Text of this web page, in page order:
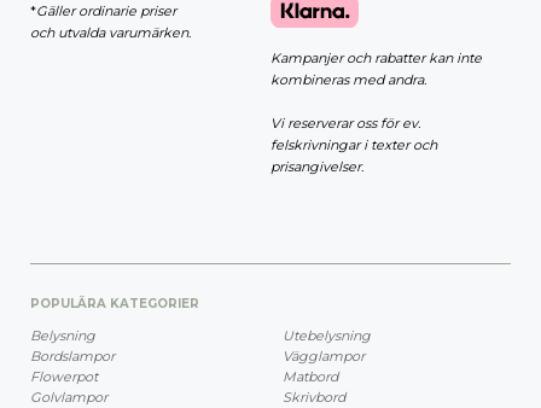
*Gäller ordinarie priser
och utvalda varumärken.
Kampanjer och rabatter kan inte
kombineras med andra.
Vi reserverar oss för ev.
felskrivningar i texter och
prisangivelser.
POPULÄRA KATEGORIER
Belysning
Bordslampor
Flowerpot
Golvlampor
Utebelysning
Vägglampor
Matbord
Skrivbord